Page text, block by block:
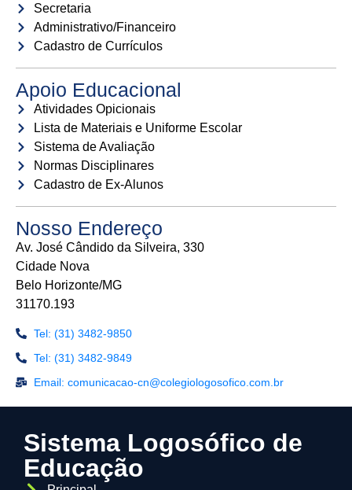
Secretaria
Administrativo/Financeiro
Cadastro de Currículos
Apoio Educacional
Atividades Opicionais
Lista de Materiais e Uniforme Escolar
Sistema de Avaliação
Normas Disciplinares
Cadastro de Ex-Alunos
Nosso Endereço
Av. José Cândido da Silveira, 330
Cidade Nova
Belo Horizonte/MG
31170.193
Tel: (31) 3482-9850
Tel: (31) 3482-9849
Email: comunicacao-cn@colegiologosofico.com.br
Sistema Logosófico de
Educação